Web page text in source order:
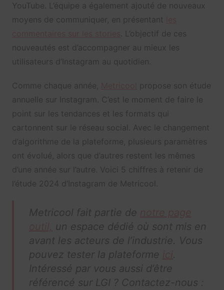
YouTube. L’équipe a également ajouté de nouveaux
moyens de communiquer, en présentant
. L’objectif de ces
nouveautés est d’accompagner au mieux les
utilisateurs d’Instagram au quotidien.
Comme chaque année,
propose son étude
annuelle sur Instagram. C’est le moment de faire le
point sur les tendances et les formats qui
cartonnent sur le réseau social. Avec le changement
d’algorithme de la plateforme, plusieurs paramètres
ont évolué, alors que d’autres restent les mêmes
d’une année sur l’autre. Voici 5 chiffres à retenir de
l’étude 2024 d’Instagram de Metricool.
Metricool fait partie de
un espace dédié où sont mis en
avant les acteurs de l’industrie. Vous
pouvez tester la plateforme
.
Intéressé par vous aussi d’être
référencé sur LGI ? Contactez-nous :